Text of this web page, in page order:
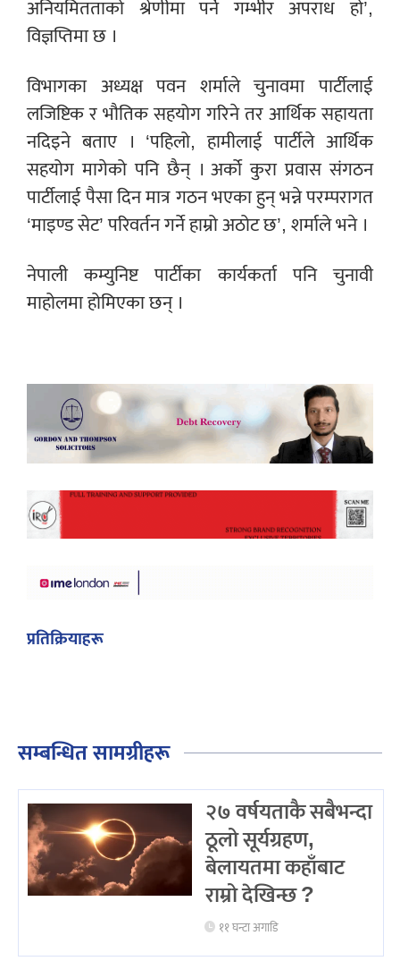
अनियमितताको श्रेणीमा पर्ने गम्भीर अपराध हो’,
विज्ञप्तिमा छ ।
विभागका अध्यक्ष पवन शर्माले चुनावमा पार्टीलाई
लजिष्टिक र भौतिक सहयोग गरिने तर आर्थिक सहायता
नदिइने बताए । ‘पहिलो, हामीलाई पार्टीले आर्थिक
सहयोग मागेको पनि छैन् । अर्को कुरा प्रवास संगठन
पार्टीलाई पैसा दिन मात्र गठन भएका हुन् भन्ने परम्परागत
‘माइण्ड सेट’ परिवर्तन गर्ने हाम्रो अठोट छ’, शर्माले भने ।
नेपाली कम्युनिष्ट पार्टीका कार्यकर्ता पनि चुनावी
माहोलमा होमिएका छन् ।
प्रतिक्रियाहरू
सम्बन्धित सामग्रीहरू
२७ वर्षयताकै सबैभन्दा
ठूलो सूर्यग्रहण,
बेलायतमा कहाँबाट
राम्रो देखिन्छ ?
११ घन्टा अगाडि